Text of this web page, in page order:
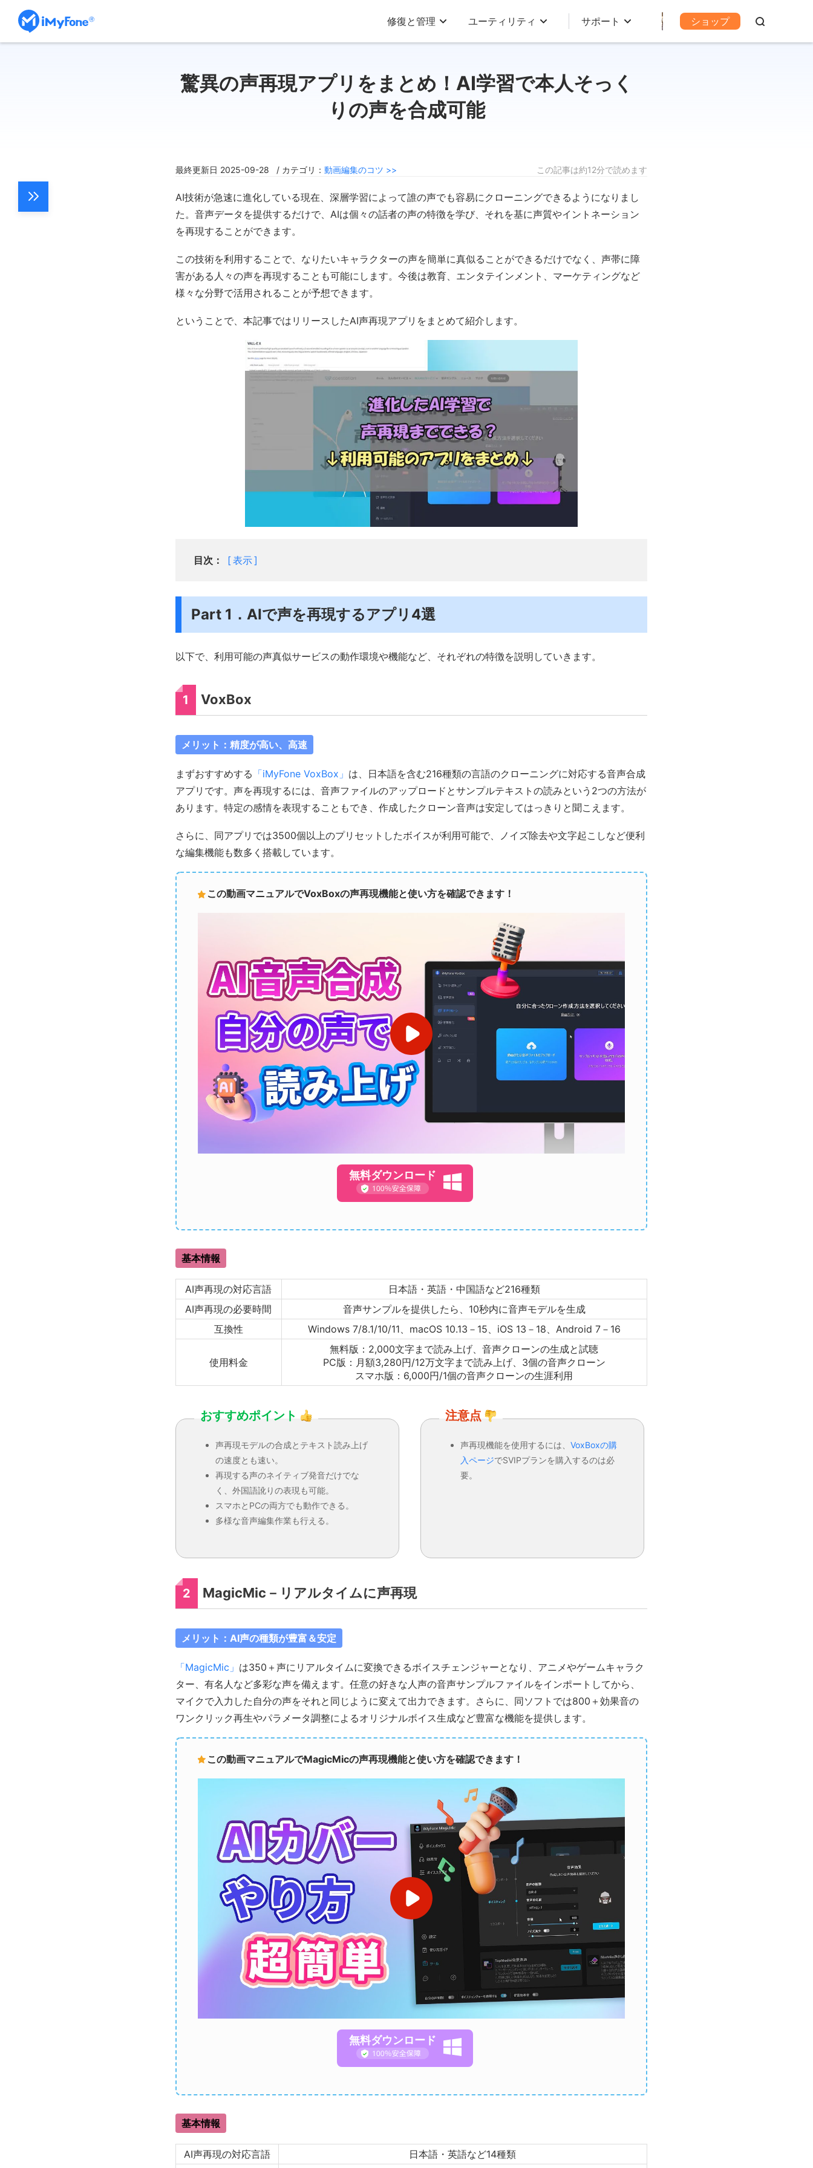
修復と管理 ユーティリティ サポート ショップ
驚異の声再現アプリをまとめ！AI学習で本人そっく
りの声を合成可能
最終更新日 2025-09-28 / カテゴリ： 動画編集のコツ >> この記事は約12分で読めます
AI技術が急速に進化している現在、深層学習によって誰の声でも容易にクローニングできるようになりまし
た。音声データを提供するだけで、AIは個々の話者の声の特徴を学び、それを基に声質やイントネーション
を再現することができます。
この技術を利用することで、なりたいキャラクターの声を簡単に真似ることができるだけでなく、声帯に障
害がある人々の声を再現することも可能にします。今後は教育、エンタテインメント、マーケティングなど
様々な分野で活用されることが予想できます。
ということで、本記事ではリリースしたAI声再現アプリをまとめて紹介します。
目次： 表示
Part 1．AIで声を再現するアプリ4選
以下で、利用可能の声真似サービスの動作環境や機能など、それぞれの特徴を説明していきます。
1 VoxBox
メリット：精度が高い、高速
まずおすすめする 「iMyFone VoxBox」 は、日本語を含む216種類の言語のクローニングに対応する音声合成
アプリです。声を再現するには、音声ファイルのアップロードとサンプルテキストの読みという2つの方法が
あります。特定の感情を表現することもでき、作成したクローン音声は安定してはっきりと聞こえます。
さらに、同アプリでは3500個以上のプリセットしたボイスが利用可能で、ノイズ除去や文字起こしなど便利
な編集機能も数多く搭載しています。
この動画マニュアルでVoxBoxの声再現機能と使い方を確認できます！
無料ダウンロード
基本情報
AI声再現の対応言語
日本語・英語・中国語など216種類
AI声再現の必要時間
音声サンプルを提供したら、10秒内に音声モデルを生成
互換性
Windows 7/8.1/10/11、macOS 10.13－15、iOS 13－18、Android 7－16
使用料金
無料版：2,000文字まで読み上げ、音声クローンの生成と試聴
PC版：月額3,280円/12万文字まで読み上げ、3個の音声クローン
スマホ版：6,000円/1個の音声クローンの生涯利用
おすすめポイント
声再現モデルの合成とテキスト読み上げ
の速度とも速い。
再現する声のネイティブ発音だけでな
く、外国語訛りの表現も可能。
スマホとPCの両方でも動作できる。
多様な音声編集作業も行える。
注意点
声再現機能を使用するには、 VoxBoxの購
入ページでSVIPプランを購入するのは必
要。
2 MagicMic－リアルタイムに声再現
メリット：AI声の種類が豊富＆安定
「MagicMic」 は350＋声にリアルタイムに変換できるボイスチェンジャーとなり、アニメやゲームキャラク
ター、有名人など多彩な声を備えます。任意の好きな人声の音声サンプルファイルをインポートしてから、
マイクで入力した自分の声をそれと同じように変えて出力できます。さらに、同ソフトでは800＋効果音の
ワンクリック再生やパラメータ調整によるオリジナルボイス生成など豊富な機能を提供します。
この動画マニュアルでMagicMicの声再現機能と使い方を確認できます！
無料ダウンロード
基本情報
AI声再現の対応言語
日本語・英語など14種類